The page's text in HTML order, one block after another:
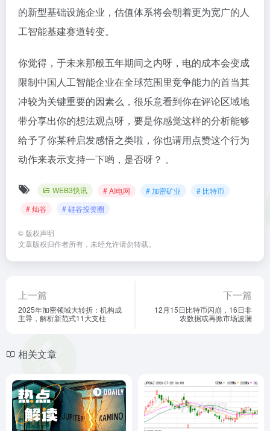
的新型基础设施企业，估值体系将会朝着更为宽广的人
工智能基建赛道转变。
你觉得，于未来那般五年期间之内呀，电的成本会变成
限制中国人工智能企业在全球范围里竞争能力的首当其
冲较为关键重要的因素么，很乐意看到你在评论区域地
带分享出你的想法观点呀，要是你感觉这样的分析能够
给予了你某种启发感悟之类啦，你也请用点赞这个行为
动作来表示支持一下哟，是否呀？ 。
WEB3快讯 # AI电网 # 加密矿业
# 比特币
# 灿谷
# 硅谷投资圈
© 版权声明
文章版权归作者所有，未经允许请勿转载。
上一篇
2025年加密领域大转折：机构成
主导，解析新范式11大支柱
下一篇
12月15日比特币闪崩，16日非
农数据或再掀市场波澜
相关文章